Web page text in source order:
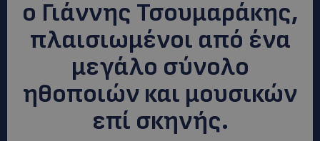
ο Γιάννης Τσουμαράκης,
πλαισιωμένοι από ένα
μεγάλο σύνολο
ηθοποιών και μουσικών
επί σκηνής.